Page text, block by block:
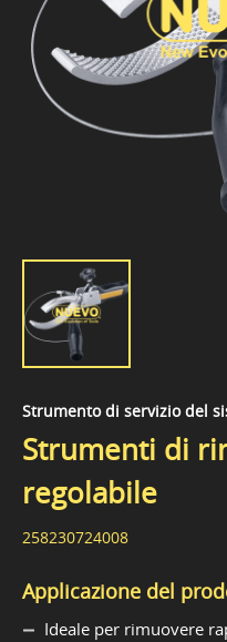
Strumento di servizio del
Strumenti di
regolabile
258230724008
Applicazione del
Ideale per rimuovere